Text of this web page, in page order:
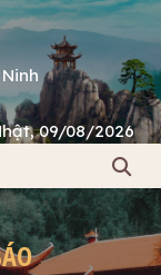
09/08/2026